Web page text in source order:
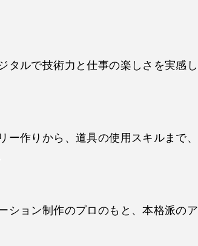
タルで技術力と仕事の楽しさを実感し
作りから、道具の使用スキルまで、
ション制作のプロのもと、本格派のア